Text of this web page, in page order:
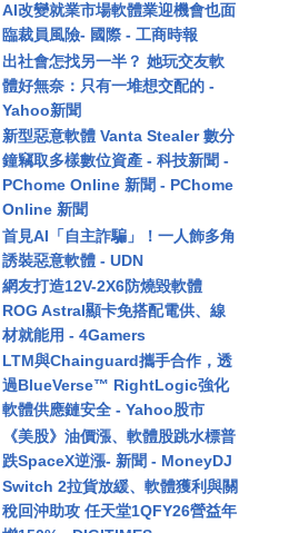
AI改變就業市場軟體業迎機會也面
臨裁員風險- 國際 - 工商時報
出社會怎找另一半？ 她玩交友軟
體好無奈：只有一堆想交配的 -
Yahoo新聞
新型惡意軟體 Vanta Stealer 數分
鐘竊取多樣數位資產 - 科技新聞 -
PChome Online 新聞 - PChome
Online 新聞
首見AI「自主詐騙」！一人飾多角
誘裝惡意軟體 - UDN
網友打造12V-2X6防燒毀軟體
ROG Astral顯卡免搭配電供、線
材就能用 - 4Gamers
LTM與Chainguard攜手合作，透
過BlueVerse™ RightLogic強化
軟體供應鏈安全 - Yahoo股市
《美股》油價漲、軟體股跳水標普
跌SpaceX逆漲- 新聞 - MoneyDJ
Switch 2拉貨放緩、軟體獲利與關
稅回沖助攻 任天堂1QFY26營益年